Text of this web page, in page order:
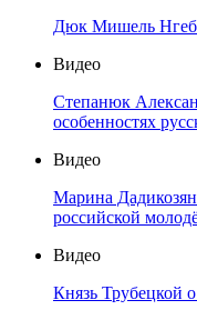
Дюк Мишель
Видео
Степанюк
особенностях
Видео
Марина
российской
Видео
Князь Трубецкой